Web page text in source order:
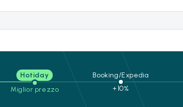
Hotiday
Miglior prezzo
Booking/Expedia
+10%